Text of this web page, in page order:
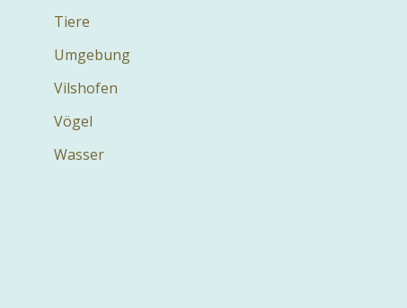
Tiere
Umgebung
Vilshofen
Vögel
Wasser